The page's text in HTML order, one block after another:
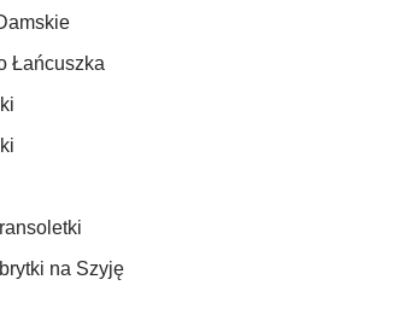
Łańcuszka
na Szyję